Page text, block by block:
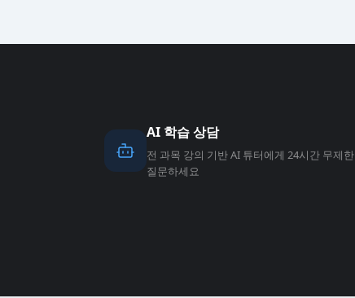
AI 학습 상담
전 과목 강의 기반 AI 튜터에게 24시간 무제한
질문하세요